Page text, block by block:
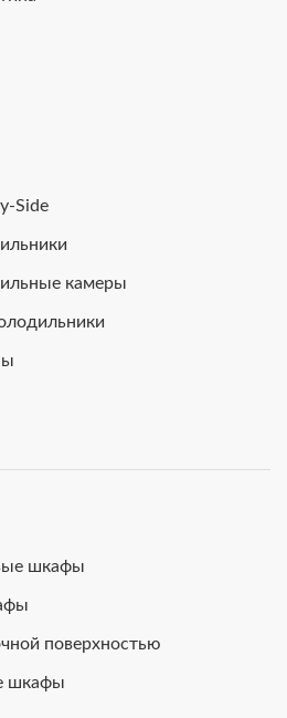
Side
камеры
шкафы
поверхностью
шкафы